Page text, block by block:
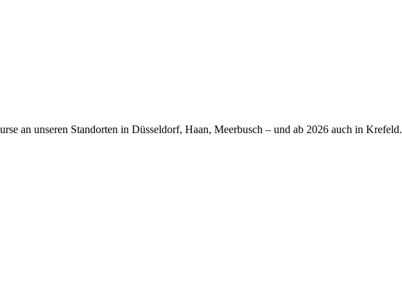
an unseren Standorten in Düsseldorf, Haan, Meerbusch – und ab 2026 auch in Krefeld.